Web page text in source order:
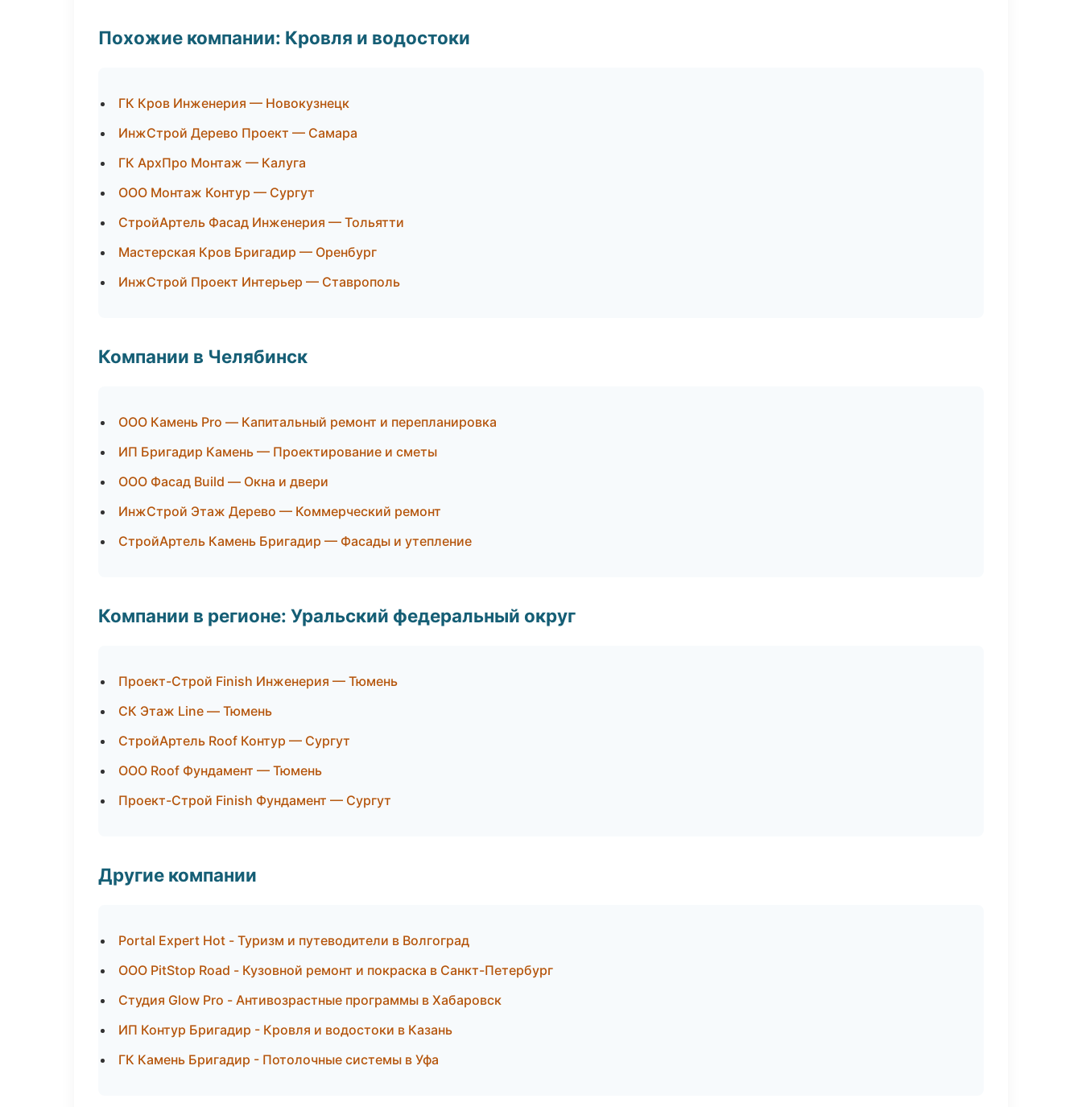
Похожие компании: Кровля и водостоки
ГК Кров Инженерия — Новокузнецк
ИнжСтрой Дерево Проект — Самара
ГК АрхПро Монтаж — Калуга
ООО Монтаж Контур — Сургут
СтройАртель Фасад Инженерия — Тольятти
Мастерская Кров Бригадир — Оренбург
ИнжСтрой Проект Интерьер — Ставрополь
Компании в Челябинск
ООО Камень Pro — Капитальный ремонт и перепланировка
ИП Бригадир Камень — Проектирование и сметы
ООО Фасад Build — Окна и двери
ИнжСтрой Этаж Дерево — Коммерческий ремонт
СтройАртель Камень Бригадир — Фасады и утепление
Компании в регионе: Уральский федеральный округ
Проект-Строй Finish Инженерия — Тюмень
СК Этаж Line — Тюмень
СтройАртель Roof Контур — Сургут
ООО Roof Фундамент — Тюмень
Проект-Строй Finish Фундамент — Сургут
Другие компании
Portal Expert Hot - Туризм и путеводители в Волгоград
ООО PitStop Road - Кузовной ремонт и покраска в Санкт-Петербург
Студия Glow Pro - Антивозрастные программы в Хабаровск
ИП Контур Бригадир - Кровля и водостоки в Казань
ГК Камень Бригадир - Потолочные системы в Уфа